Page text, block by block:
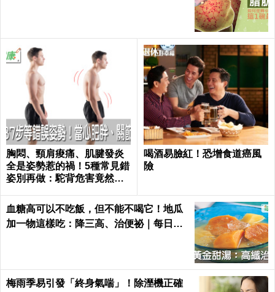
胸悶、頸肩痠痛、肌腱發炎
全是姿勢惹的禍！5種常見錯
姿別再做：駝背危害竟然這
喝酒易臉紅！恐增食道癌風
險
血糖高可以不吃飯，但不能不喝它！地瓜
加一物這樣吃：降三高、治便祕｜每日健
梅雨季易引發「終身氣喘」！除溼機正確